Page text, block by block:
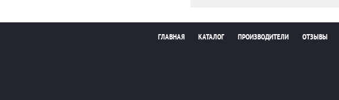
ГЛАВНАЯ КАТАЛОГ ПРОИЗВОДИТЕЛИ ОТЗЫВЫ